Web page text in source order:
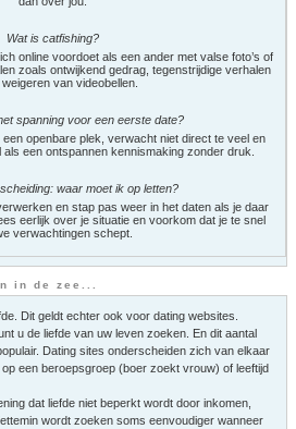
Wat is catfishing?
online voordoet als een ander met valse foto’s of
zoals ontwijkend gedrag, tegenstrijdige verhalen
van videobellen.
spanning voor een eerste date?
openbare plek, verwacht niet direct te veel en
een ontspannen kennismaking zonder druk.
waar moet ik op letten?
en stap pas weer in het daten als je daar
eerlijk over je situatie en voorkom dat je te snel
verwachtingen schept.
in de zee...
Dit geldt echter ook voor dating websites.
u de liefde van uw leven zoeken. En dit aantal
Dating sites onderscheiden zich van elkaar
een beroepsgroep (boer zoekt vrouw) of leeftijd
dat liefde niet beperkt wordt door inkomen,
wordt zoeken soms eenvoudiger wanneer